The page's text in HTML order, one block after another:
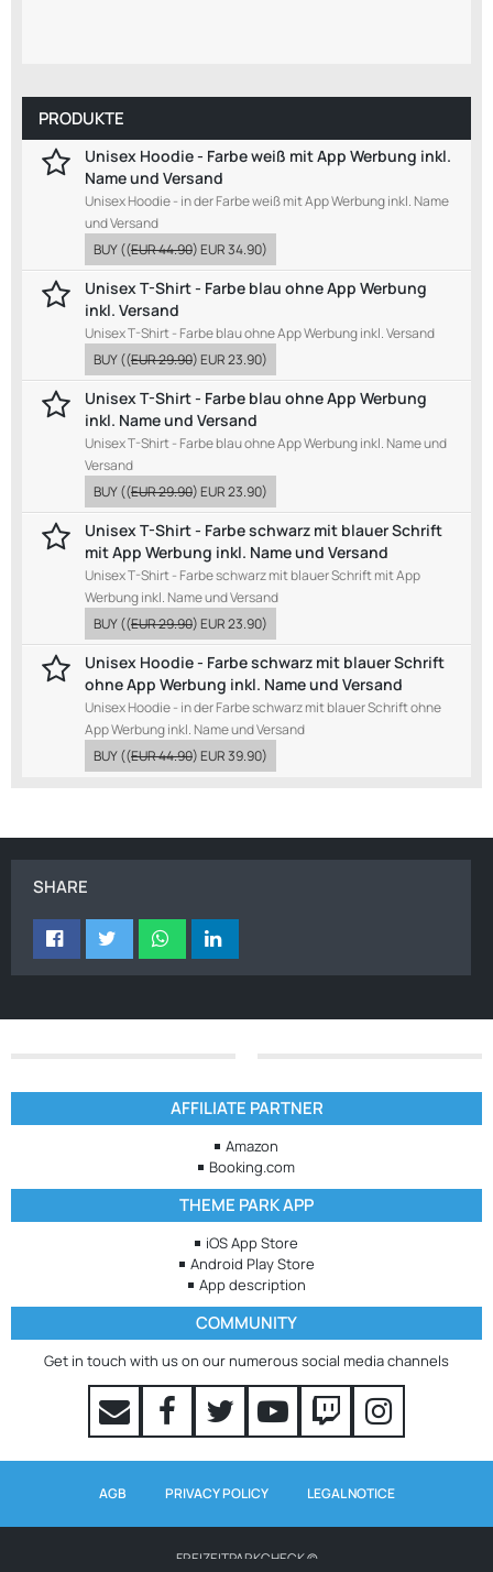
PRODUKTE
Unisex Hoodie - Farbe weiß mit App Werbung inkl.
Name und Versand
Unisex Hoodie - in der Farbe weiß mit App Werbung inkl. Name
und Versand
BUY((EUR 44.90)EUR 34.90)
Unisex T-Shirt - Farbe blau ohne App Werbung
inkl. Versand
Unisex T-Shirt - Farbe blau ohne App Werbung inkl. Versand
BUY((EUR 29.90)EUR 23.90)
Unisex T-Shirt - Farbe blau ohne App Werbung
inkl. Name und Versand
Unisex T-Shirt - Farbe blau ohne App Werbung inkl. Name und
Versand
BUY((EUR 29.90)EUR 23.90)
Unisex T-Shirt - Farbe schwarz mit blauer Schrift
mit App Werbung inkl. Name und Versand
Unisex T-Shirt - Farbe schwarz mit blauer Schrift mit App
Werbung inkl. Name und Versand
BUY((EUR 29.90)EUR 23.90)
Unisex Hoodie - Farbe schwarz mit blauer Schrift
ohne App Werbung inkl. Name und Versand
Unisex Hoodie - in der Farbe schwarz mit blauer Schrift ohne
App Werbung inkl. Name und Versand
BUY((EUR 44.90)EUR 39.90)
SHARE
AFFILIATE PARTNER
Amazon
Booking.com
THEME PARK APP
iOS App Store
Android Play Store
App description
COMMUNITY
Get in touch with us on our numerous social media channels
AGB PRIVACY POLICY LEGAL NOTICE
FREIZEITPARKCHECK ©